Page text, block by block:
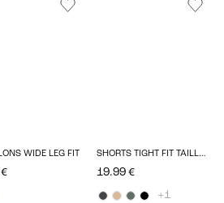
WIDE LEG FIT SHORTS TIGHT FIT TAILLE HAUTE
19.99 €
+1